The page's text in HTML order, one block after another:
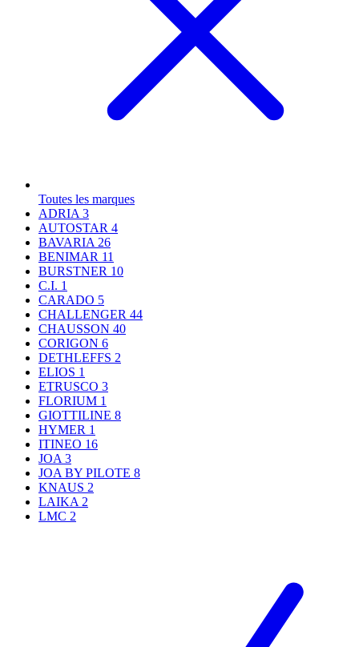
Toutes les marques
ADRIA 3
AUTOSTAR 4
BAVARIA 26
BENIMAR 11
BURSTNER 10
C.I. 1
CARADO 5
CHALLENGER 44
CHAUSSON 40
CORIGON 6
DETHLEFFS 2
ELIOS 1
ETRUSCO 3
FLORIUM 1
GIOTTILINE 8
HYMER 1
ITINEO 16
JOA 3
JOA BY PILOTE 8
KNAUS 2
LAIKA 2
LMC 2